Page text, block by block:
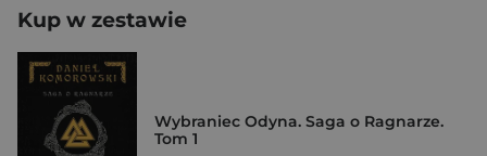
Kup w zestawie
Wybraniec Odyna. Saga o Ragnarze.
Tom 1